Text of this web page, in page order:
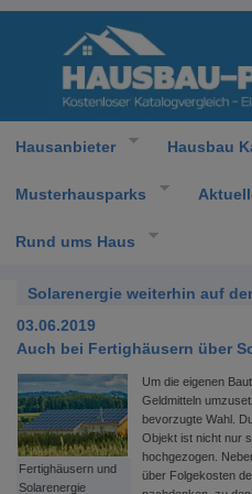
Hausanbieter Hausbau
Musterhausparks
Rund ums Haus
Solarenergie weiterhin auf
03.06.2019
Auch bei Fertighäusern über
Fertighäusern und
Solarenergie
Um die eigenen
Geldmitteln
bevorzugte Wahl.
Objekt ist nicht nur
hochgezogen.
über Folgekosten